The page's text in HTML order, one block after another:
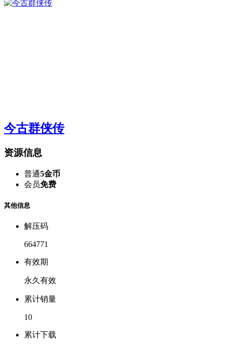
今古群侠传
资源信息
普通5金币
会员免费
其他信息
解压码
664771
有效期
永久有效
累计销量
10
累计下载